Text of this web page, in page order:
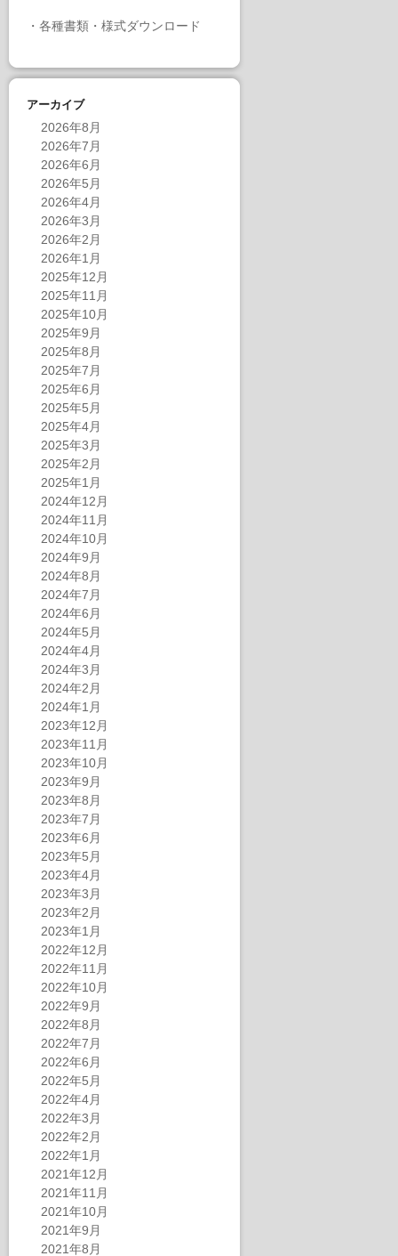
・ 各種書類・様式ダウンロード
アーカイブ
2026年8月
2026年7月
2026年6月
2026年5月
2026年4月
2026年3月
2026年2月
2026年1月
2025年12月
2025年11月
2025年10月
2025年9月
2025年8月
2025年7月
2025年6月
2025年5月
2025年4月
2025年3月
2025年2月
2025年1月
2024年12月
2024年11月
2024年10月
2024年9月
2024年8月
2024年7月
2024年6月
2024年5月
2024年4月
2024年3月
2024年2月
2024年1月
2023年12月
2023年11月
2023年10月
2023年9月
2023年8月
2023年7月
2023年6月
2023年5月
2023年4月
2023年3月
2023年2月
2023年1月
2022年12月
2022年11月
2022年10月
2022年9月
2022年8月
2022年7月
2022年6月
2022年5月
2022年4月
2022年3月
2022年2月
2022年1月
2021年12月
2021年11月
2021年10月
2021年9月
2021年8月